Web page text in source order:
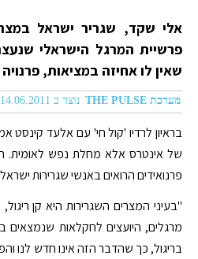
אלי שקד, שגריר ישראל
פרשיית המרגל הישראלי
שאין לו אחיזה במציאות,
מערכת THE PULSE נוצר ב 14.06.2011 03:06
בראיון לרדיו 'קול חי' עם אלעד קינסט
של אינטרס אלא מחלת נפש לאומית.
פרנואידים הרואים באנשי שגרירות
"בעיני המצרים השגרירות היא קן
מרגלים, היועצים לחקלאות
בריגול, כך שהדבר הזה אינו חדש לנו